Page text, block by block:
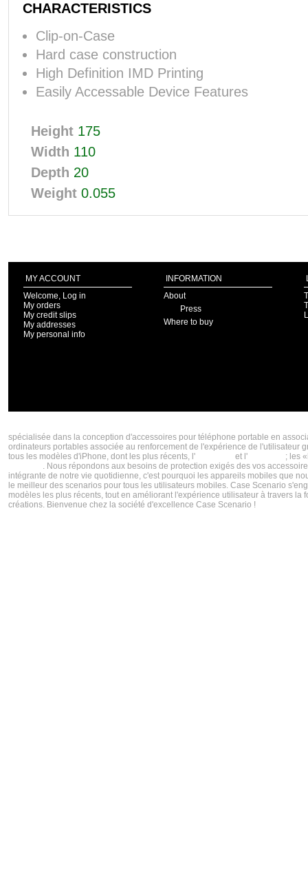
CHARACTERISTICS
Clip-on-Case
Hard case construction
High Definition IMD Printing
Easily Accessable Device Features
Height 175
Width 110
Depth 20
Weight 0.055
MY ACCOUNT
Welcome, Log in
My orders
My credit slips
My addresses
My personal info
INFORMATION
About
Press
Where to buy
spécialisée dans la conception d'accessoires pour téléphone portable en
ordinateurs portables associée au renforcement de l'expérience de l'utilisateur
tous les modèles d'iPhone, dont les plus récents, l'
et l'
; les
. Nous répondons aux besoins de protection exigés des vos
intégrante de notre vie quotidienne, c'est pourquoi les appareils mobiles que
le meilleur des scenarios pour tous les utilisateurs mobiles. Case Scenario
modèles les plus récents, tout en améliorant l'expérience utilisateur à travers
créations. Bienvenue chez la société d'excellence Case Scenario !